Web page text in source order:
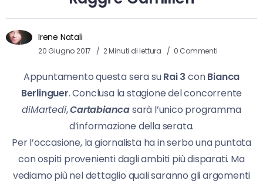
Irene Natali
20 Giugno 2017 2 Minuti di lettura 0 Commenti
Appuntamento questa sera suRai 3 conBianca
Berlinguer. Conclusa la stagione del concorrente
diMartedì,Cartabiancasarà l’unico programma
d’informazione della serata.
Per l’occasione, la giornalista ha in serbo una puntata
con ospiti provenienti dagli ambiti più disparati. Ma
vediamo più nel dettaglio quali saranno gli argomenti